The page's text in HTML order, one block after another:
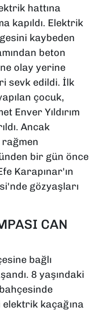
hattına
kapıldı. Elektrik
kaybeden
beton
olay yerine
sevk edildi. İlk
çocuk,
Enver Yıldırım
Ancak
rağmen
bir gün önce
Karapınar'ın
gözyaşları
CAN
bağlı
8 yaşındaki
kaçağına